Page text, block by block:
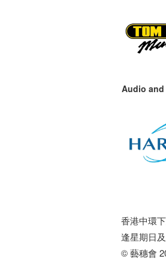
Audio
香港中環
逢星期日
© 藝穗會